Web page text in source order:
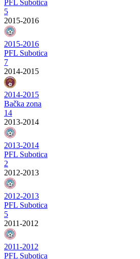
PFL Subotica
5
2015-2016
2015-2016
PFL Subotica
7
2014-2015
2014-2015
Bačka zona
14
2013-2014
2013-2014
PFL Subotica
2
2012-2013
2012-2013
PFL Subotica
5
2011-2012
2011-2012
PFL Subotica